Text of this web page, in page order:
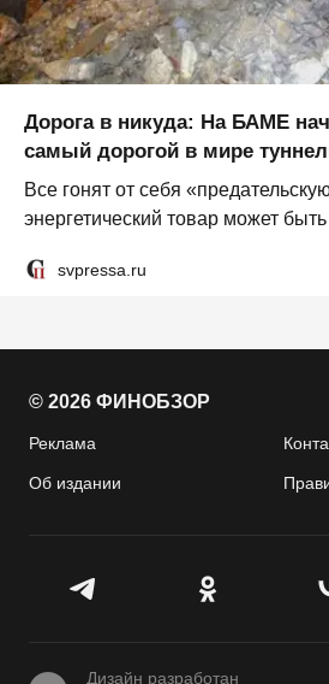
Дорога в никуда: На БАМЕ
самый дорогой в мире
Все гонят от себя
энергетический товар может
svpressa.ru
© 2026 ФИНОБЗОР
Реклама
Об издании